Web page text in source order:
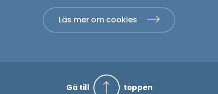
Läs mer om cookies
Gå till toppen